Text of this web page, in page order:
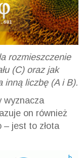
rozmieszczenie
(C) oraz jak
inną liczbę (A i B).
wyznacza
on również
– jest to złota